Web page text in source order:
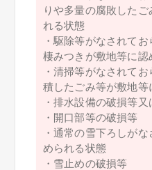
りや多量の腐敗した
れる状態
・駆除等がなされて
棲みつきが敷地等に
・清掃等がなされて
積したごみ等が敷地
・排水設備の破損等
・開口部等の破損等
・通常の雪下ろしが
められる状態
・雪止めの破損等